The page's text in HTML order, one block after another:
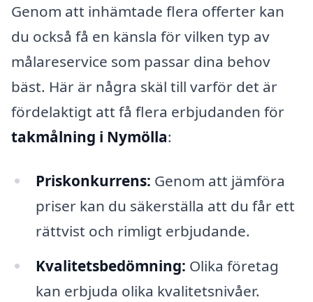
Genom att inhämtade flera offerter kan
du också få en känsla för vilken typ av
målareservice som passar dina behov
bäst. Här är några skäl till varför det är
fördelaktigt att få flera erbjudanden för
takmålning i Nymölla:
Priskonkurrens: Genom att jämföra
priser kan du säkerställa att du får ett
rättvist och rimligt erbjudande.
Kvalitetsbedömning: Olika företag
kan erbjuda olika kvalitetsnivåer.